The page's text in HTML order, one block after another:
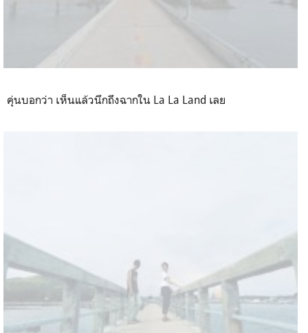
คุ่นบอกว่า เห็นแล้วนึกถึงฉากใน La La Land เลย